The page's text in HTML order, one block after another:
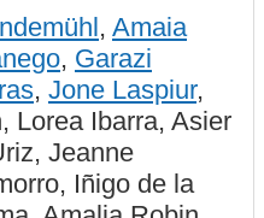
, Amaia
, Garazi
, Jone Laspiur,
Lorea Ibarra, Asier
Jeanne
Iñigo de la